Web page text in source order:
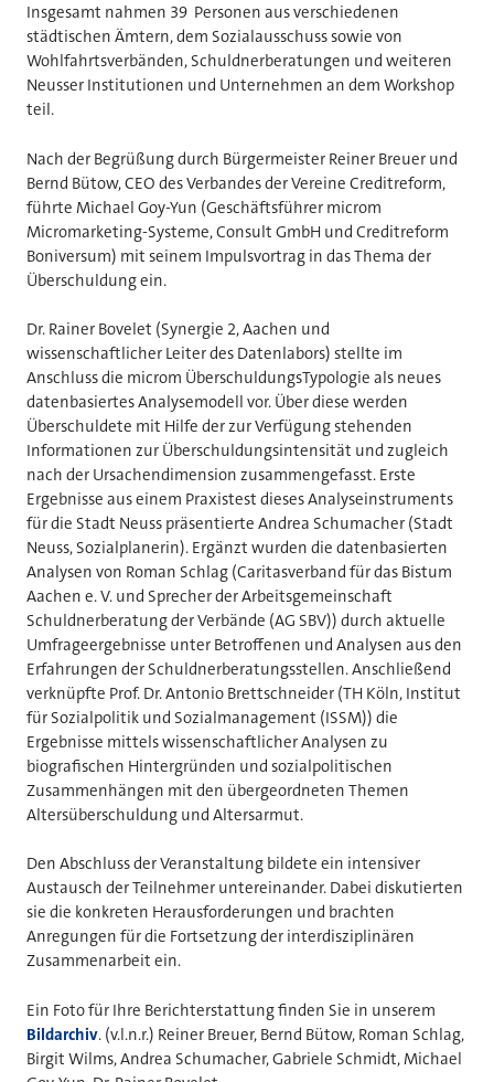
Insgesamt nahmen 39 Personen aus verschiedenen
städtischen Ämtern, dem Sozialausschuss sowie von
Wohlfahrtsverbänden, Schuldnerberatungen und weiteren
Neusser Institutionen und Unternehmen an dem Workshop
teil.
Nach der Begrüßung durch Bürgermeister Reiner Breuer und
Bernd Bütow, CEO des Verbandes der Vereine Creditreform,
führte Michael Goy-Yun (Geschäftsführer microm
Micromarketing-Systeme, Consult GmbH und Creditreform
Boniversum) mit seinem Impulsvortrag in das Thema der
Überschuldung ein.
Dr. Rainer Bovelet (Synergie 2, Aachen und
wissenschaftlicher Leiter des Datenlabors) stellte im
Anschluss die microm ÜberschuldungsTypologie als neues
datenbasiertes Analysemodell vor. Über diese werden
Überschuldete mit Hilfe der zur Verfügung stehenden
Informationen zur Überschuldungsintensität und zugleich
nach der Ursachendimension zusammengefasst. Erste
Ergebnisse aus einem Praxistest dieses Analyseinstruments
für die Stadt Neuss präsentierte Andrea Schumacher (Stadt
Neuss, Sozialplanerin). Ergänzt wurden die datenbasierten
Analysen von Roman Schlag (Caritasverband für das Bistum
Aachen e. V. und Sprecher der Arbeitsgemeinschaft
Schuldnerberatung der Verbände (AG SBV)) durch aktuelle
Umfrageergebnisse unter Betroffenen und Analysen aus den
Erfahrungen der Schuldnerberatungsstellen. Anschließend
verknüpfte Prof. Dr. Antonio Brettschneider (TH Köln, Institut
für Sozialpolitik und Sozialmanagement (ISSM)) die
Ergebnisse mittels wissenschaftlicher Analysen zu
biografischen Hintergründen und sozialpolitischen
Zusammenhängen mit den übergeordneten Themen
Altersüberschuldung und Altersarmut.
Den Abschluss der Veranstaltung bildete ein intensiver
Austausch der Teilnehmer untereinander. Dabei diskutierten
sie die konkreten Herausforderungen und brachten
Anregungen für die Fortsetzung der interdisziplinären
Zusammenarbeit ein.
Ein Foto für Ihre Berichterstattung finden Sie in unserem
Bildarchiv. (v.l.n.r.) Reiner Breuer, Bernd Bütow, Roman Schlag,
Birgit Wilms, Andrea Schumacher, Gabriele Schmidt, Michael